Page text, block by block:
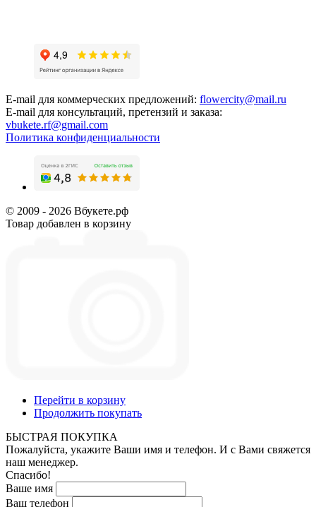
E-mail для коммерческих предложений: flowercity@mail.ru
E-mail для консультаций, претензий и заказа:
vbukete.rf@gmail.com
Политика конфиденциальности
© 2009 - 2026 Вбукете.рф
Товар добавлен в корзину
Перейти в корзину
Продолжить покупать
БЫСТРАЯ ПОКУПКА
Пожалуйста, укажите Ваши имя и телефон. И с Вами свяжется
наш менеджер.
Спасибо!
Ваше имя
Ваш телефон